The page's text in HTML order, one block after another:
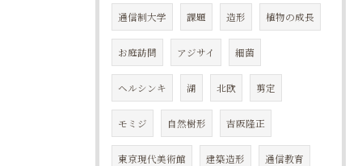
通信制大学 課題 造形 植物の成長
お庭訪問 アジサイ 細菌
ヘルシンキ 湖 北欧 剪定
モミジ 自然樹形 吉阪隆正
東京現代美術館 建築造形 通信教育